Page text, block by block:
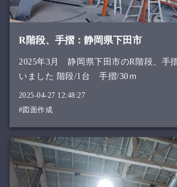
R階段、手摺：静岡県下田市
2025年3月 静岡県下田市のR階段、手
いました 階段/1台 手摺/30ｍ
2025-04-27 12:48:27
#図面作成